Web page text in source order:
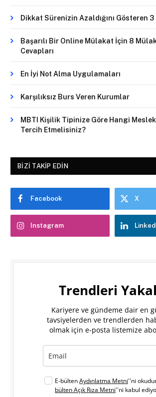
Dikkat Sürenizin Azaldığını Gösteren
Başarılı Bir Online Mülakat İçin 8
Cevapları
En İyi Not Alma Uygulamaları
Karşılıksız Burs Veren Kurumlar
MBTI Kişilik Tipinize Göre Hangi Meslek
Tercih Etmelisiniz?
BIZI TAKIP EDIN
Facebook X
Instagram
Trendleri
Kariyere ve gündeme dair en
tavsiyelerden ve trendlerden
olmak için e-posta listemize
E-bültenAydınlatma Metni''ni
bülten Açık Rıza Metni''ni kabul